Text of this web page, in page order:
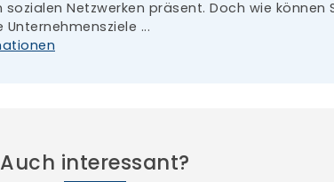
Auch interessant?